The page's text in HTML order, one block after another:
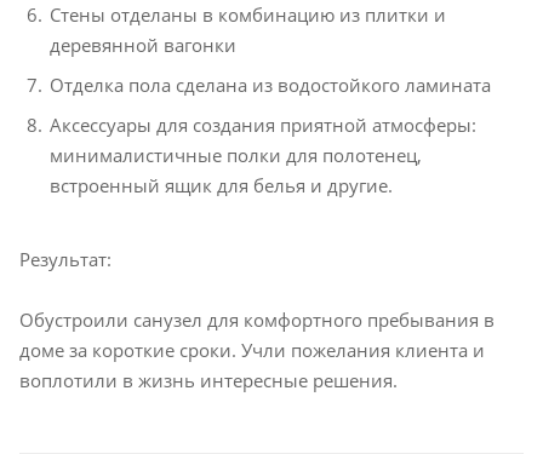
Стены отделаны в комбинацию из плитки и
деревянной вагонки
Отделка пола сделана из водостойкого ламината
Аксессуары для создания приятной атмосферы:
минималистичные полки для полотенец,
встроенный ящик для белья и другие.
Результат:
Обустроили санузел для комфортного пребывания в
доме за короткие сроки. Учли пожелания клиента и
воплотили в жизнь интересные решения.